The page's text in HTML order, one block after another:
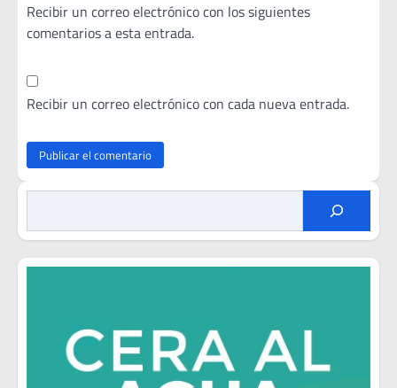
Recibir un correo electrónico con los siguientes
comentarios a esta entrada.
Recibir un correo electrónico con cada nueva entrada.